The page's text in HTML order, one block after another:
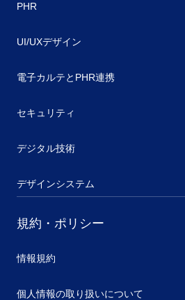
PHR
UI/UXデザイン
電子カルテとPHR連携
セキュリティ
デジタル技術
デザインシステム
規約・ポリシー
情報規約
個人情報の取り扱いについて